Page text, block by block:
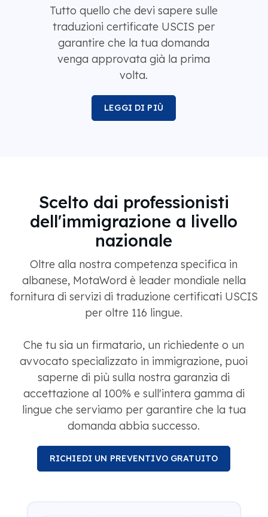
Tutto quello che devi sapere sulle
traduzioni certificate USCIS per
garantire che la tua domanda
venga approvata già la prima
volta.
LEGGI DI PIÙ
Scelto dai professionisti
dell'immigrazione a livello
nazionale
Oltre alla nostra competenza specifica in
albanese, MotaWord è leader mondiale nella
fornitura di servizi di traduzione certificati USCIS
per oltre 116 lingue.
Che tu sia un firmatario, un richiedente o un
avvocato specializzato in immigrazione, puoi
saperne di più sulla nostra garanzia di
accettazione al 100% e sull'intera gamma di
lingue che serviamo per garantire che la tua
domanda abbia successo.
RICHIEDI UN PREVENTIVO GRATUITO